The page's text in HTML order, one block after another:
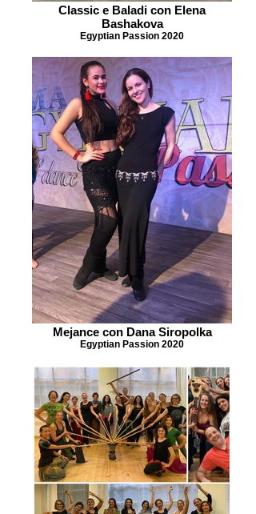
Classic e Baladi con Elena
Bashakova
Egyptian Passion 2020
Mejance con Dana Siropolka
Egyptian Passion 2020